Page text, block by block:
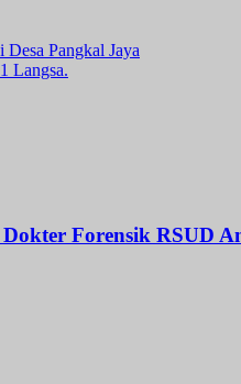
Pangkal Jaya
Langsa.
Forensik RSUD